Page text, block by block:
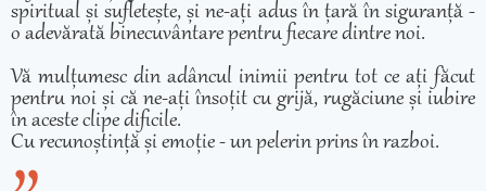
spiritual și sufletește, și ne-ați adus în țară în siguranță -
o adevărată binecuvântare pentru fiecare dintre noi.
Vă mulțumesc din adâncul inimii pentru tot ce ați făcut
pentru noi și că ne-ați însoțit cu grijă, rugăciune și iubire
în aceste clipe dificile.
Cu recunoștință și emoție - un pelerin prins în razboi.